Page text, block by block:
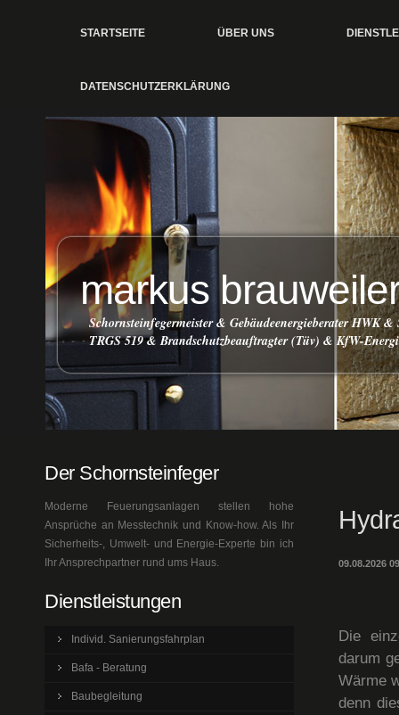
STARTSEITE ÜBER UNS
DATENSCHUTZERKLÄRUNG
markus
Schornsteinfegermeister & Gebäudeenergieberater HWK
TRGS 519 & Brandschutzbeauftragter (Tüv) & KfW-
09.08.2026
Die
darum
Wärme
denn
Der Schornsteinfeger
Moderne Feuerungsanlagen stellen hohe
Ansprüche an Messtechnik und Know-how. Als Ihr
Sicherheits-, Umwelt- und Energie-Experte bin ich
Ihr Ansprechpartner rund ums Haus.
Dienstleistungen
Individ. Sanierungsfahrplan
Bafa - Beratung
Baubegleitung